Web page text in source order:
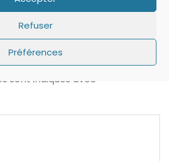
Refuser
Préférences
ne sera pas publiée.Les
sont indiqués avec